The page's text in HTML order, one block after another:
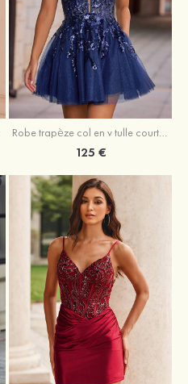
Robe trapèze col en v tulle courte/mini robe de fête de la rentrée avec poches paillettes
125 €